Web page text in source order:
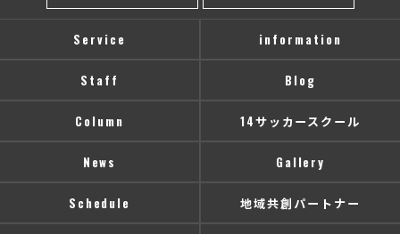
Service information
Staff Blog
Column 14サッカースクール
News Gallery
Schedule 地域共創パートナー